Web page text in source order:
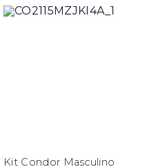
Kit Condor Masculino